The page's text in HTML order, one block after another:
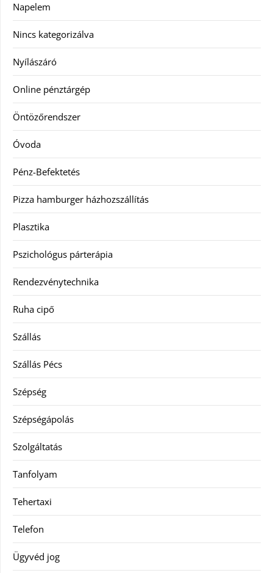
Napelem
Nincs kategorizálva
Nyílászáró
Online pénztárgép
Öntözőrendszer
Óvoda
Pénz-Befektetés
Pizza hamburger házhozszállítás
Plasztika
Pszichológus párterápia
Rendezvénytechnika
Ruha cipő
Szállás
Szállás Pécs
Szépség
Szépségápolás
Szolgáltatás
Tanfolyam
Tehertaxi
Telefon
Ügyvéd jog